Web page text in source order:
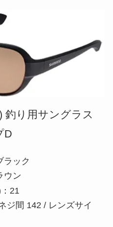
釣り用サングラス
D
ラック
ウン
21
ジ間 142 / レンズサイ